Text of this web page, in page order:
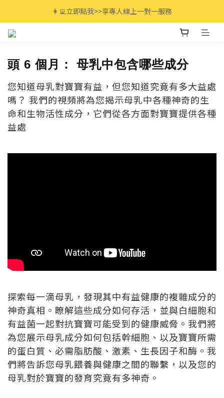
全館滿$3000免運🚚 最高享12期分期零利率!
👩‍💻立即點我>>享專人線上一對一服務
頭 6個月：
母乳中包含哪些成分
您知道母乳對寶寶有益，但您知道究竟有多大益處
嗎？ 我們的視頻將為您揭示母乳中各種神奇的生
命和生物活性成分，它們從各方面對寶寶提供各種
益處
探索每一滴母乳，發現其中有益健康的複雜成分的
神奇真相。瞭解這些成分如何存活，並與白細胞和
有益菌一起對抗寶寶可能受到的健康威脅。我們將
為您展示母乳成分如何包括幹細胞、以及寶寶所需
的蛋白質、必需脂肪酸、激素、生長因子和酶。我
們將告訴您母乳餵養與健康之間的聯繫，以及您的
母乳對於寶寶的發育究竟有多神奇。